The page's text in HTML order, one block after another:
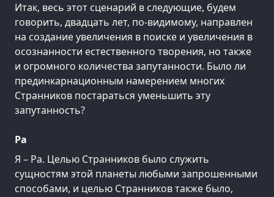
Итак, весь этот сценарий в следующие, будем
говорить, двадцать лет, по-видимому, направлен
на создание увеличения в поиске и увеличения в
осознанности естественного творения, но также
и огромного количества запутанности. Было ли
прединкарнационным намерением многих
Странников постараться уменьшить эту
запутанность?
Ра
Я – Ра. Целью Странников было служить
сущностям этой планеты любыми запрошенными
способами, и целью Странников также было,